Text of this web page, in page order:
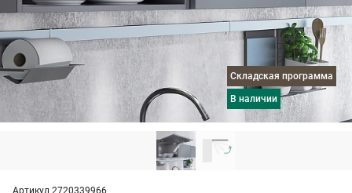
Складская программа
в наличии
Артикул 2720339966